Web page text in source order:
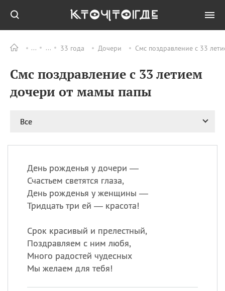
33 года Дочери Смс поздравление с 33
Смс поздравление с 33 летием
дочери от мамы папы
Все
День рожденья у дочери —
Счастьем светятся глаза,
День рожденья у женщины —
Тридцать три ей — красота!
Срок красивый и прелестный,
Поздравляем с ним любя,
Много радостей чудесных
Мы желаем для тебя!
ПРАЗДНИКИ Все
08.08 День «Счастье
случается» (Happiness
Happens Day)
великомученика
покровителя всех
09.08 День книголюбов (Book
ИМЕНА
Сегодня празднуют именины